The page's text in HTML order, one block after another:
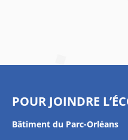
POUR JOINDRE
Bâtiment du Parc-Orléans